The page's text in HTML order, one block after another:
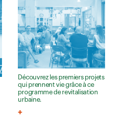
Découvrez les premiers projets
qui prennent vie grâce à ce
programme de revitalisation
urbaine.